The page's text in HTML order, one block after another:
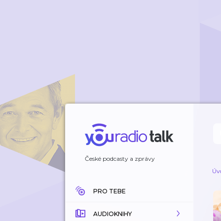
České podcasty a zprávy
PRO TEBE
AUDIOKNIHY